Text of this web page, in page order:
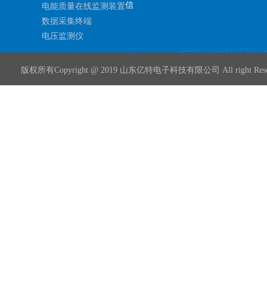
电能质量在线监测装置
数据采集终端
电压监测仪
信
版权所有Copyright @ 2019 山东亿特电子科技有限公司 All right